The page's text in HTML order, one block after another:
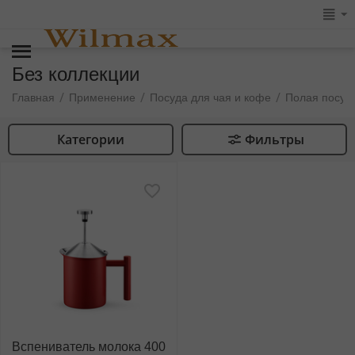
Без коллекции
Главная / Применение / Посуда для чая и кофе / Полая
Категории Фильтры
Вспениватель молока 400